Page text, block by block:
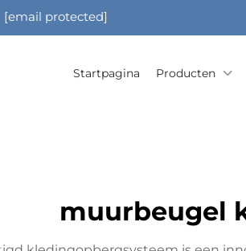
[email protected]
Startpagina Producten
muurbeugel